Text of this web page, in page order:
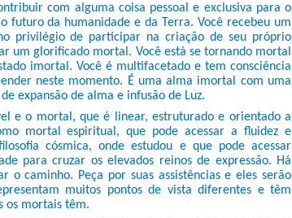
com alguma coisa pessoal e exclusiva para o
futuro da humanidade e da Terra. Você recebeu um
privilégio de participar na criação de seu próprio
um glorificado mortal. Você está se tornando mortal
imortal. Você é multifacetado e tem consciência
neste momento. É uma alma imortal com uma
expansão de alma e infusão de Luz.
e o mortal, que é linear, estruturado e orientado a
mortal espiritual, que pode acessar a fluidez e
cósmica, onde estudou e que pode acessar
para cruzar os elevados reinos de expressão. Há
o caminho. Peça por suas assistências e eles serão
muitos pontos de vista diferentes e têm
os mortais têm.